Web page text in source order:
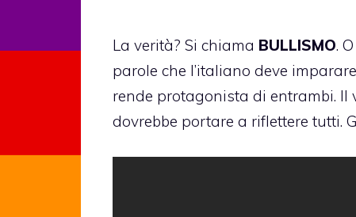
La verità? Si chiama BULLISMO.
parole che l’italiano deve
rende protagonista di entrambi. Il
dovrebbe portare a riflettere tutti.